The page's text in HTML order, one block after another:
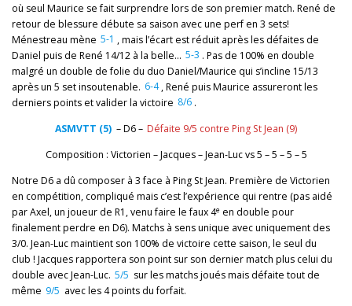
où seul Maurice se fait surprendre lors de son premier match. René de
retour de blessure débute sa saison avec une perf en 3 sets!
Ménestreau mène 5-1 , mais l’écart est réduit après les défaites de
Daniel puis de René 14/12 à la belle… 5-3 . Pas de 100% en double
malgré un double de folie du duo Daniel/Maurice qui s’incline 15/13
après un 5 set insoutenable. 6-4 , René puis Maurice assureront les
derniers points et valider la victoire 8/6 .
ASMVTT (5) – D6 – Défaite 9/5 contre Ping St Jean (9)
Composition : Victorien – Jacques – Jean-Luc vs 5 – 5 – 5 – 5
Notre D6 a dû composer à 3 face à Ping St Jean. Première de Victorien
en compétition, compliqué mais c’est l’expérience qui rentre (pas aidé
par Axel, un joueur de R1, venu faire le faux 4e en double pour
finalement perdre en D6). Matchs à sens unique avec uniquement des
3/0. Jean-Luc maintient son 100% de victoire cette saison, le seul du
club ! Jacques rapportera son point sur son dernier match plus celui du
double avec Jean-Luc. 5/5 sur les matchs joués mais défaite tout de
même 9/5 avec les 4 points du forfait.